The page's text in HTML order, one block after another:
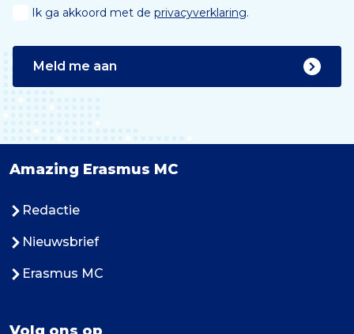
Ik ga akkoord met de privacyverklaring.
Meld me aan
Amazing Erasmus MC
Redactie
Nieuwsbrief
Erasmus MC